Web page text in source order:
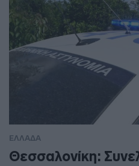
ΕΛΛΑΔΑ
Θεσσαλονίκη: